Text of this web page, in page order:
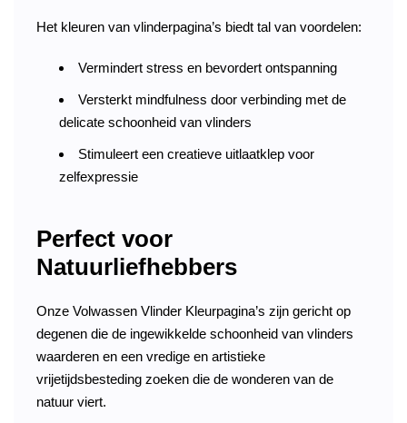
Het kleuren van vlinderpagina’s biedt tal van voordelen:
Vermindert stress en bevordert ontspanning
Versterkt mindfulness door verbinding met de
delicate schoonheid van vlinders
Stimuleert een creatieve uitlaatklep voor
zelfexpressie
Perfect voor
Natuurliefhebbers
Onze Volwassen Vlinder Kleurpagina’s zijn gericht op
degenen die de ingewikkelde schoonheid van vlinders
waarderen en een vredige en artistieke
vrijetijdsbesteding zoeken die de wonderen van de
natuur viert.